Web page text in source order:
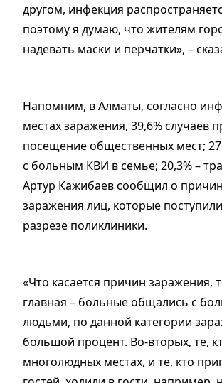
другом, инфекция
поэтому я думаю, что жителям
надевать маски и перчатки», –
Напомним, в Алматы, согласно
местах заражения, 39,6% случаев
посещение общественных мест;
с больным КВИ в семье; 20,3% –
Артур Кажибаев сообщил о
заражения лиц, которые
разрезе поликлиники.
«Что касается причин заражения,
главная – больные общались с
людьми, по данной категории
большой процент. Во-вторых, те,
многолюдных местах, и те, кто